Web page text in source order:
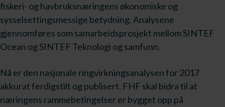
fiskeri- og havbruksnæringens økonomiske og
sysselsettingsmessige betydning. Analysene
gjennomføres som samarbeidsprosjekt mellom SINTEF
Ocean og SINTEF Teknologi og samfunn.
Nå er den nasjonale ringvirkningsanalysen for 2017
akkurat ferdigstilt og publisert. FHF skal bidra til at
næringens rammebetingelser er bygget opp på